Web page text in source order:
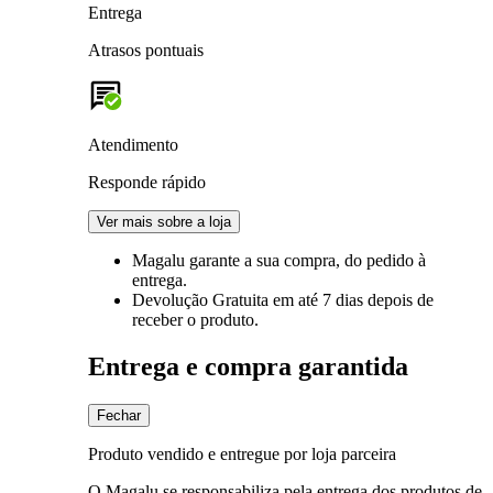
Entrega
Atrasos pontuais
Atendimento
Responde rápido
Ver mais sobre a loja
Magalu garante a sua compra, do pedido à
entrega.
Devolução Gratuita em até 7 dias depois de
receber o produto.
Entrega e compra garantida
Fechar
Produto vendido e entregue por loja parceira